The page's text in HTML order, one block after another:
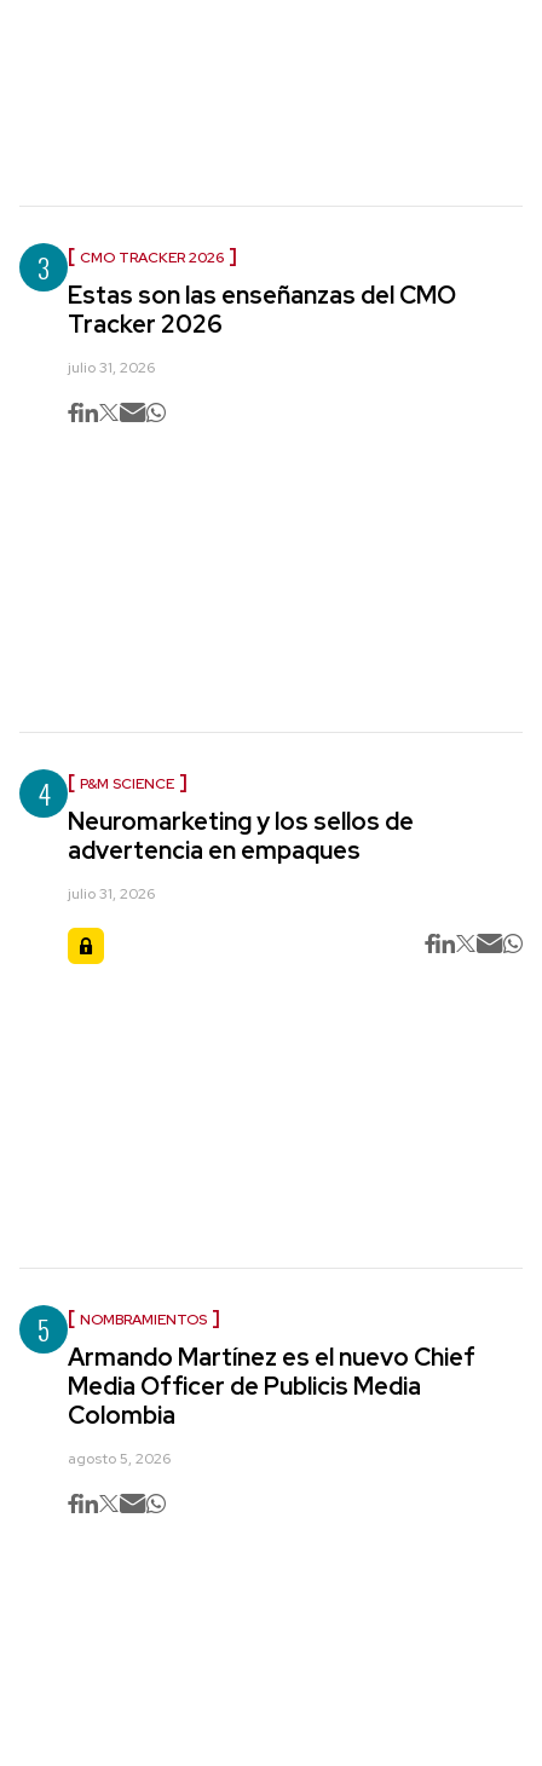
3 CMO TRACKER 2026
Estas son las enseñanzas del CMO
Tracker 2026
julio 31, 2026
4 P&M SCIENCE
Neuromarketing y los sellos de
advertencia en empaques
julio 31, 2026
5 NOMBRAMIENTOS
Armando Martínez es el nuevo Chief
Media Officer de Publicis Media
Colombia
agosto 5, 2026